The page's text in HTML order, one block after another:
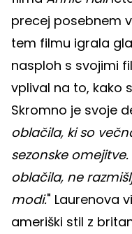
precej posebnem
tem filmu igrala
nasploh s svojimi
vplival na to, kako
Skromno je svoje
oblačila, ki so
sezonske
oblačila, ne
modi." Laurenova
ameriški stil z